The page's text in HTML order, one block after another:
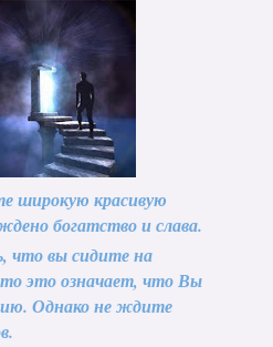
широкую красивую
богатство и слава.
что вы сидите на
это означает, что Вы
Однако не ждите